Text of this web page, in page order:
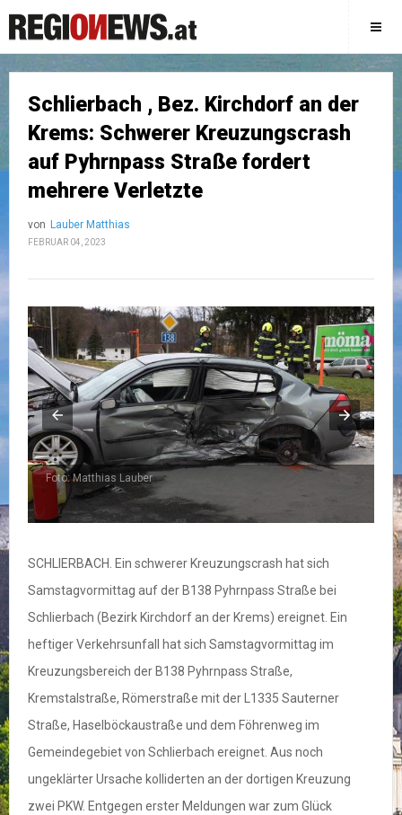
Schlierbach , Bez. Kirchdorf an der
Krems: Schwerer Kreuzungscrash
auf Pyhrnpass Straße fordert
mehrere Verletzte
von Lauber Matthias
FEBRUAR 04, 2023
Foto: Matthias Lauber
SCHLIERBACH. Ein schwerer Kreuzungscrash hat sich
Samstagvormittag auf der B138 Pyhrnpass Straße bei
Schlierbach (Bezirk Kirchdorf an der Krems) ereignet. Ein
heftiger Verkehrsunfall hat sich Samstagvormittag im
Kreuzungsbereich der B138 Pyhrnpass Straße,
Kremstalstraße, Römerstraße mit der L1335 Sauterner
Straße, Haselböckaustraße und dem Föhrenweg im
Gemeindegebiet von Schlierbach ereignet. Aus noch
ungeklärter Ursache kolliderten an der dortigen Kreuzung
zwei PKW. Entgegen erster Meldungen war zum Glück